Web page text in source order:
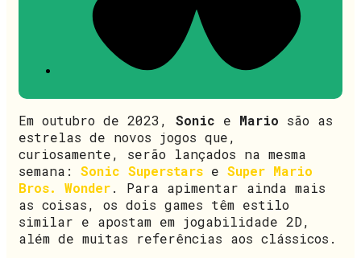
Em outubro de 2023, Sonic e Mario são as
estrelas de novos jogos que,
curiosamente, serão lançados na mesma
semana: Sonic Superstars e Super Mario
Bros. Wonder. Para apimentar ainda mais
as coisas, os dois games têm estilo
similar e apostam em jogabilidade 2D,
além de muitas referências aos clássicos.